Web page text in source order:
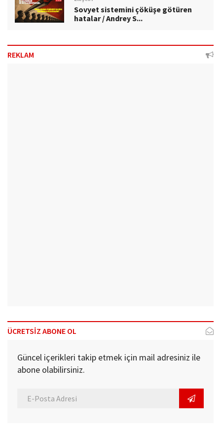
Sovyet sistemini çöküşe götüren
hatalar / Andrey S...
REKLAM
ÜCRETSİZ ABONE OL
Güncel içerikleri takip etmek için mail adresiniz ile
abone olabilirsiniz.